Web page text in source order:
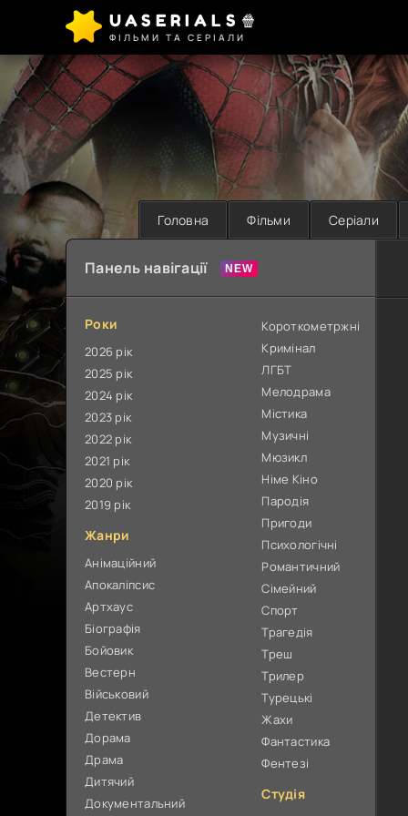
UASERIALS🍿
ФІЛЬМИ ТА СЕРІАЛИ
Головна Фільми Серіали
Панель навігації
Роки
2026 рік
2025 рік
2024 рік
2023 рік
2022 рік
2021 рік
2020 рік
2019 рік
Жанри
Анімаційний
Апокаліпсис
Артхаус
Біографія
Бойовик
Вестерн
Військовий
Детектив
Дорама
Драма
Дитячий
Документальний
Короткометржні
Кримінал
ЛГБТ
Мелодрама
Містика
Музичні
Мюзикл
Німе Кіно
Пародія
Пригоди
Психологічні
Романтичний
Сімейний
Спорт
Трагедія
Треш
Трилер
Турецькі
Жахи
Фантастика
Фентезі
Студія